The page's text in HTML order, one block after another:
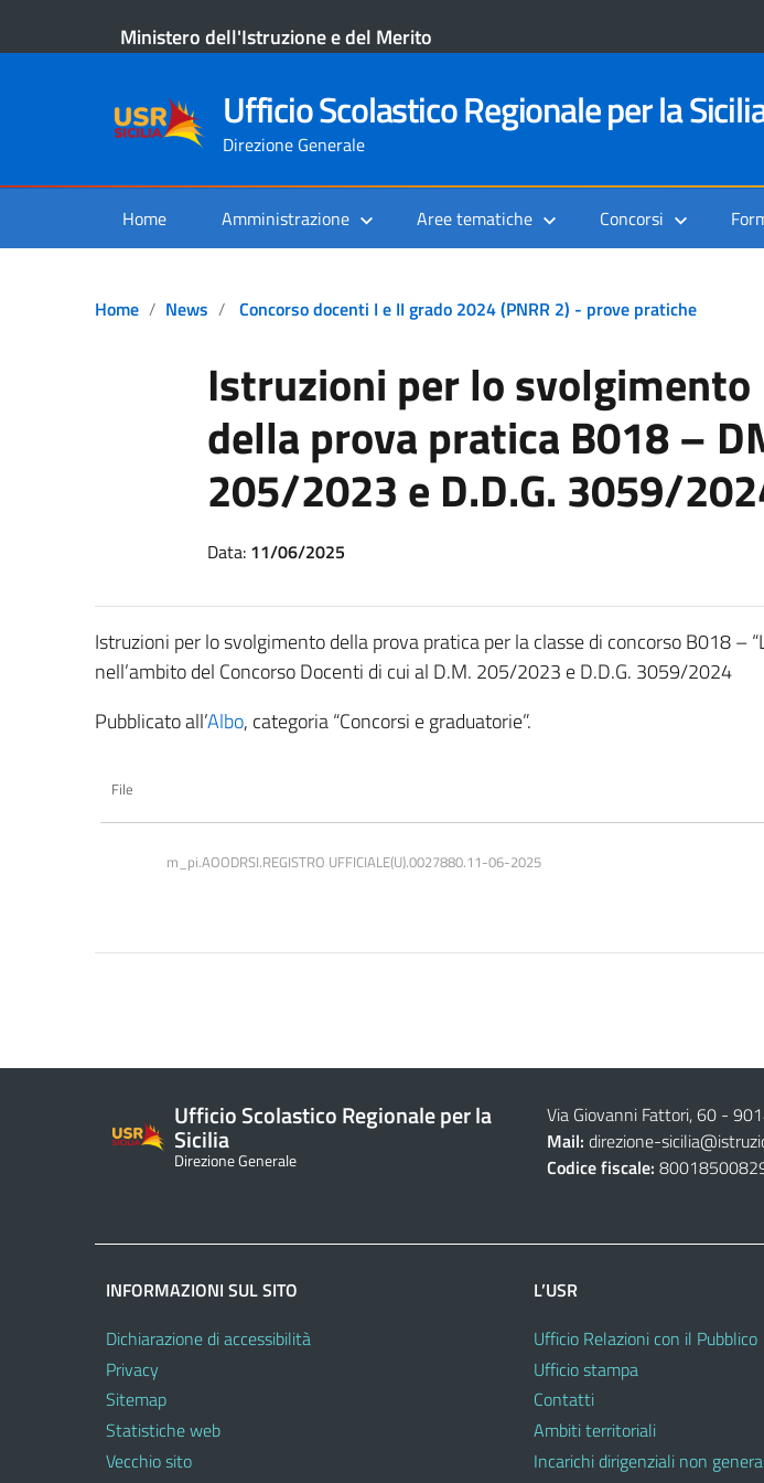
Ministero dell'Istruzione e del Merito
Ufficio Scolastico Regionale per la
Direzione Generale
Home Amministrazione Aree tematiche Concorsi
Home News Concorso docenti I e II grado 2024 (PNRR 2) - prove pratiche
Istruzioni per lo svolgimento
della prova pratica B018 –
205/2023 e D.D.G. 3059/
Data: 11/06/2025
Istruzioni per lo svolgimento della prova pratica per la classe di concorso B018 –
nell’ambito del Concorso Docenti di cui al D.M. 205/2023 e D.D.G. 3059/2024
Pubblicato all’Albo, categoria “Concorsi e graduatorie”.
File
m_pi.AOODRSI.REGISTRO UFFICIALE(U).0027880.11-06-2025
Ufficio Scolastico Regionale per la
Sicilia
Direzione Generale
Via Giovanni Fattori, 60 -
Mail: direzione-
Codice fiscale:
INFORMAZIONI SUL SITO
Dichiarazione di accessibilità
Privacy
Sitemap
Statistiche web
Vecchio sito
L’USR
Ufficio Relazioni con il Pubblico
Ufficio stampa
Contatti
Ambiti territoriali
Incarichi dirigenziali non